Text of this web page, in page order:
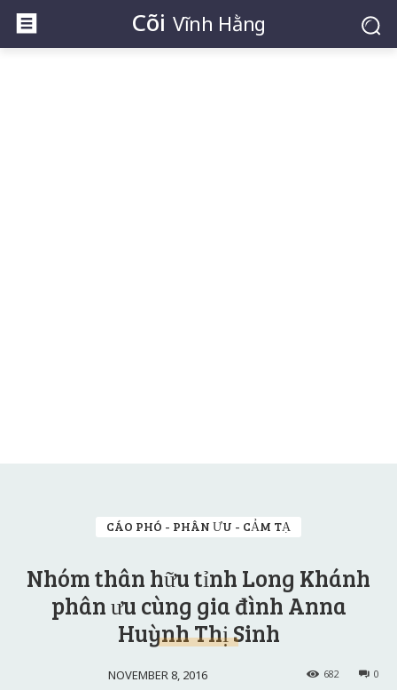
Cõi Vĩnh Hằng
CÁO PHÓ - PHÂN ƯU - CẢM TẠ
Nhóm thân hữu tỉnh Long Khánh
phân ưu cùng gia đình Anna
Huỳnh Thị Sinh
NOVEMBER 8, 2016 0
682